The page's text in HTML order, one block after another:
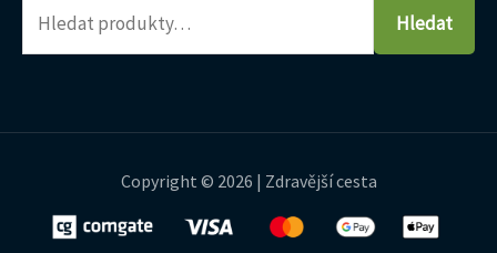
Hledat
Copyright © 2026 | Zdravější cesta